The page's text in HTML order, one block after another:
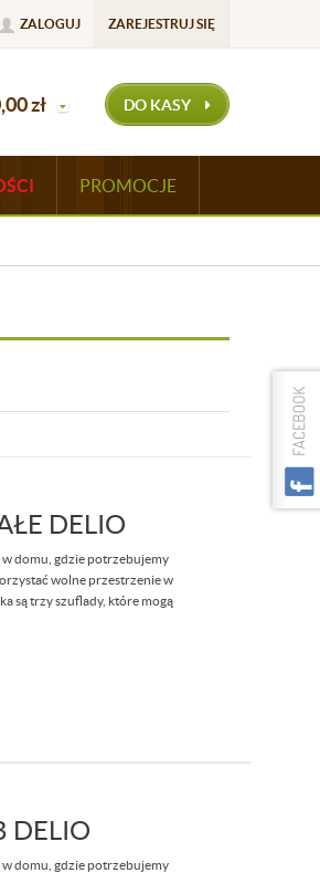
ZALOGUJ ZAREJESTRUJ SIĘ
zł DO KASY
PROMOCJE
DELIO
domu, gdzie potrzebujemy
wolne przestrzenie w
są trzy szuflady, które mogą
DELIO
domu, gdzie potrzebujemy